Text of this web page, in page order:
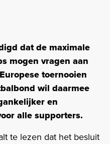
dat de maximale
mogen vragen aan
toernooien
wil daarmee
en
alle supporters.
te lezen dat het besluit